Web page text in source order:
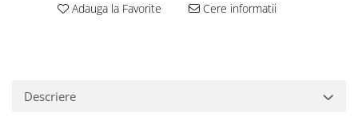
Adauga la Favorite Cere informatii
Descriere